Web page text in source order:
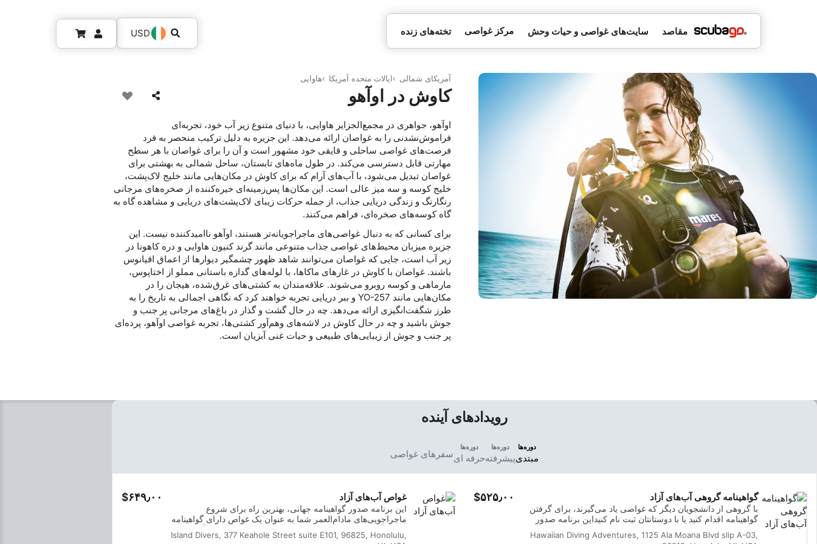
مقاصد سایت‌های غواصی و حیات وحش مرکز غواصی تخته‌های زنده USD
آمریکای شمالی ایالات متحده آمریکا هاوایی
کاوش در اوآهو
اوآهو، جواهری در مجمع‌الجزایر هاوایی، با دنیای متنوع زیر آب خود، تجربه‌ای
فراموش‌نشدنی را به غواصان ارائه می‌دهد. این جزیره به دلیل ترکیب منحصر به فرد
فرصت‌های غواصی ساحلی و قایقی خود مشهور است و آن را برای غواصان با هر سطح
مهارتی قابل دسترسی می‌کند. در طول ماه‌های تابستان، ساحل شمالی به بهشتی برای
غواصان تبدیل می‌شود، با آب‌های آرام که برای کاوش در مکان‌هایی مانند خلیج لاک‌پشت،
خلیج کوسه و سه میز عالی است. این مکان‌ها پس‌زمینه‌ای خیره‌کننده از صخره‌های مرجانی
رنگارنگ و زندگی دریایی جذاب، از جمله حرکات زیبای لاک‌پشت‌های دریایی و مشاهده گاه به
گاه کوسه‌های صخره‌ای، فراهم می‌کنند.
برای کسانی که به دنبال غواصی‌های ماجراجویانه‌تر هستند، اوآهو ناامیدکننده نیست. این
جزیره میزبان محیط‌های غواصی جذاب متنوعی مانند گرند کنیون هاوایی و دره کاهونا در
زیر آب است، جایی که غواصان می‌توانند شاهد ظهور چشمگیر دیوارها از اعماق اقیانوس
باشند. غواصان با کاوش در غارهای ماکاها، با لوله‌های گدازه باستانی مملو از اختاپوس،
مارماهی و کوسه روبرو می‌شوند. علاقه‌مندان به کشتی‌های غرق‌شده، هیجان را در
مکان‌هایی مانند YO-257 و ببر دریایی تجربه خواهند کرد که نگاهی اجمالی به تاریخ را به
طرز شگفت‌انگیزی ارائه می‌دهد. چه در حال گشت و گذار در باغ‌های مرجانی پر جنب و
جوش باشید و چه در حال کاوش در لاشه‌های وهم‌آور کشتی‌ها، تجربه غواصی اوآهو، پرده‌ای
پر جنب و جوش از زیبایی‌های طبیعی و حیات غنی آبزیان است.
رویدادهای آینده
دوره‌ها
مبتدی
دوره‌ها
پیشرفته
دوره‌ها
حرفه ایسفرهای غواصی
گواهینامه گروهی آب‌های آزاد
با گروهی از دانشجویان دیگر که غواصی یاد می‌گیرند، برای گرفتن
گواهینامه اقدام کنید یا با دوستانتان ثبت نام کنیداین برنامه صدور
گواهینامه جهانی، بهترین راه برای شروع ماجراجویی‌های مادام‌العمر
شما به عنوان یک غواص دارای گواهینامه است. آموزش
Hawaiian Diving Adventures, 1125 Ala Moana Blvd slip A-03,
‎$۵۲۵٫۰۰ غواص آب‌های آزاد
این برنامه صدور گواهینامه جهانی، بهترین راه برای شروع
ماجراجویی‌های مادام‌العمر شما به عنوان یک غواص دارای گواهینامه
است. آموزش شخصی‌سازی‌شده با جلسات تمرینی درون آب ترکیب
می‌شود تا اطمینان حاصل شود که شما مهارت‌ها و تجربه لازم برای
Island Divers, 377 Keahole Street suite E101, 96825, Honolulu,
‎$۶۴۹٫۰۰